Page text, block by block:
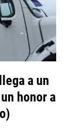
a un
honor a